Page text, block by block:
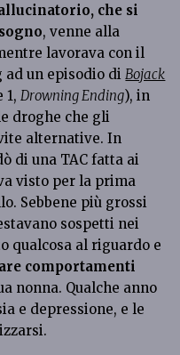
che si
, venne alla
lavorava con il
ad un episodio diBojack
1,Drowning Ending), in
droghe che gli
alternative. In
di una TAC fatta ai
visto per la prima
Sebbene più grossi
sospetti nei
qualcosa al riguardo e
comportamenti
nonna. Qualche anno
e depressione, e le